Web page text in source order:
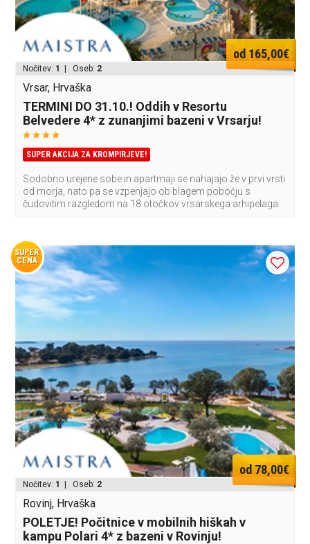
od 165,00€
Nočitev: 1 | Oseb: 2
Vrsar, Hrvaška
TERMINI DO 31.10.! Oddih v Resortu
Belvedere 4* z zunanjimi bazeni v Vrsarju!
SUPER AKCIJA ZA KROMPIRJEVE!
Sodobno urejene sobe in apartmaji se nahajajo že v prvi vrsti
od morja, nato pa se vzpenjajo ob blagem pobočju s
čudovitim razgledom na 18 otočkov vrsarskega arhipelaga.
SUPER
CENA
od 78,00€
Nočitev: 1 | Oseb: 2
Rovinj, Hrvaška
POLETJE! Počitnice v mobilnih hiškah v
kampu Polari 4* z bazeni v Rovinju!